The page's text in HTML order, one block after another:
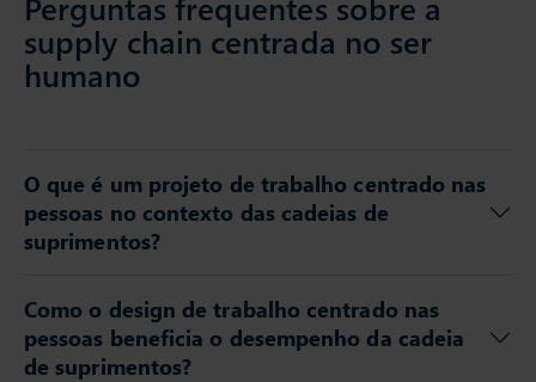
supply chain centrada no ser
humano
O que é um projeto de trabalho centrado nas
pessoas no contexto das cadeias de
suprimentos?
Como o design de trabalho centrado nas
pessoas beneficia o desempenho da cadeia
de suprimentos?